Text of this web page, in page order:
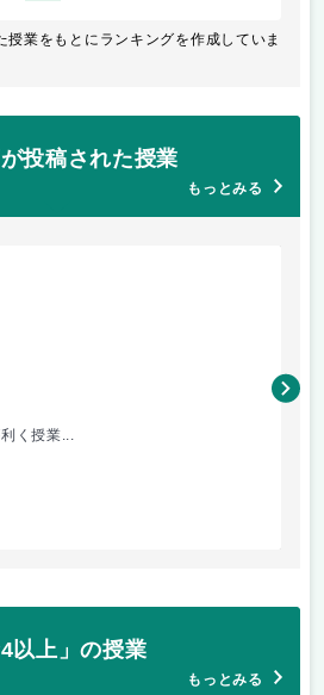
業をもとにランキングを作成していま
投稿された授業
もっとみる
く授業...
清
以上」の授業
もっとみる